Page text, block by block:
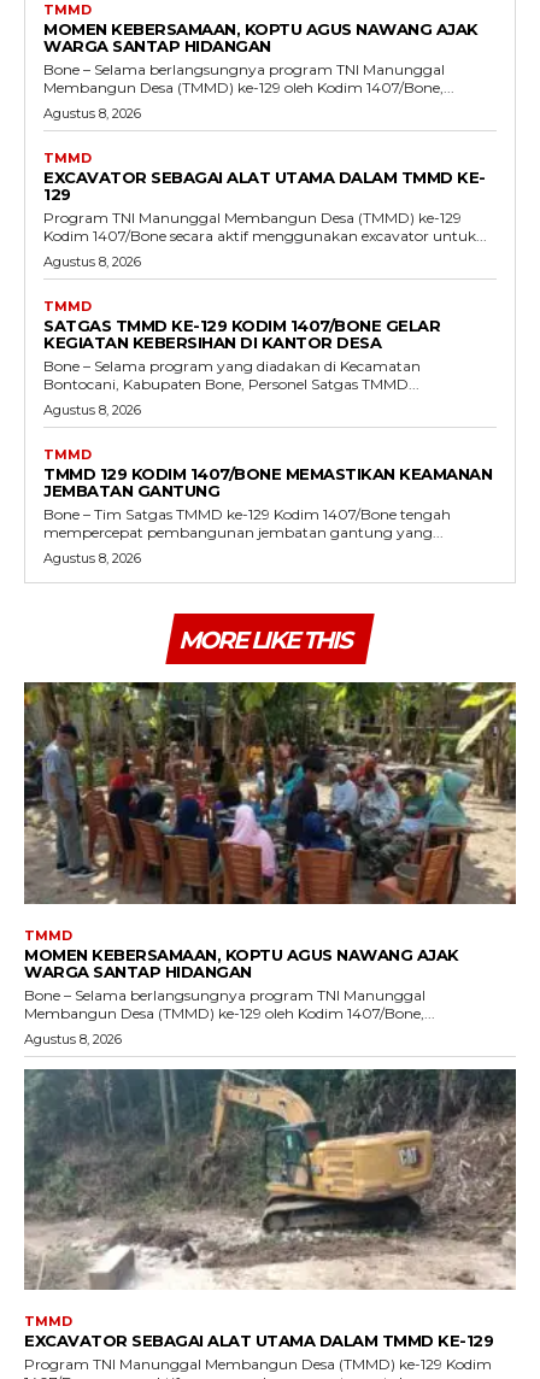
TMMD
MOMEN KEBERSAMAAN, KOPTU AGUS NAWANG AJAK
WARGA SANTAP HIDANGAN
Bone – Selama berlangsungnya program TNI Manunggal
Membangun Desa (TMMD) ke-129 oleh Kodim 1407/Bone,...
Agustus 8, 2026
TMMD
EXCAVATOR SEBAGAI ALAT UTAMA DALAM TMMD KE-
129
Program TNI Manunggal Membangun Desa (TMMD) ke-129
Kodim 1407/Bone secara aktif menggunakan excavator untuk...
Agustus 8, 2026
TMMD
SATGAS TMMD KE-129 KODIM 1407/BONE GELAR
KEGIATAN KEBERSIHAN DI KANTOR DESA
Bone – Selama program yang diadakan di Kecamatan
Bontocani, Kabupaten Bone, Personel Satgas TMMD...
Agustus 8, 2026
TMMD
TMMD 129 KODIM 1407/BONE MEMASTIKAN KEAMANAN
JEMBATAN GANTUNG
Bone – Tim Satgas TMMD ke-129 Kodim 1407/Bone tengah
mempercepat pembangunan jembatan gantung yang...
Agustus 8, 2026
MORE LIKE THIS
TMMD
MOMEN KEBERSAMAAN, KOPTU AGUS NAWANG AJAK
WARGA SANTAP HIDANGAN
Bone – Selama berlangsungnya program TNI Manunggal
Membangun Desa (TMMD) ke-129 oleh Kodim 1407/Bone,...
Agustus 8, 2026
TMMD
EXCAVATOR SEBAGAI ALAT UTAMA DALAM TMMD KE-129
Program TNI Manunggal Membangun Desa (TMMD) ke-129 Kodim